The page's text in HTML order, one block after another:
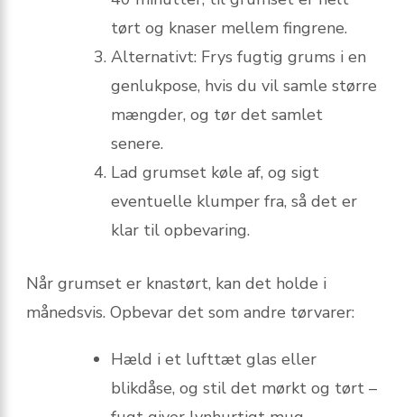
tørt og knaser mellem fingrene.
Alternativt: Frys fugtig grums i en
genluk­pose, hvis du vil samle større
mængder, og tør det samlet
senere.
Lad grumset køle af, og sigt
eventuelle klumper fra, så det er
klar til opbevaring.
Når grumset er knastørt, kan det holde i
månedsvis. Opbevar det som andre tørvarer:
Hæld i et lufttæt glas eller
blikdåse, og stil det mørkt og tørt –